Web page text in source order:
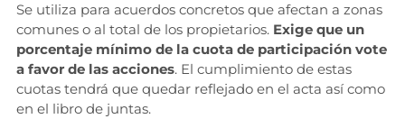
Se utiliza para acuerdos concretos que afectan a zonas
comunes o al total de los propietarios. Exige que un
porcentaje mínimo de la cuota de participación vote
a favor de las acciones. El cumplimiento de estas
cuotas tendrá que quedar reflejado en el acta así como
en el libro de juntas.